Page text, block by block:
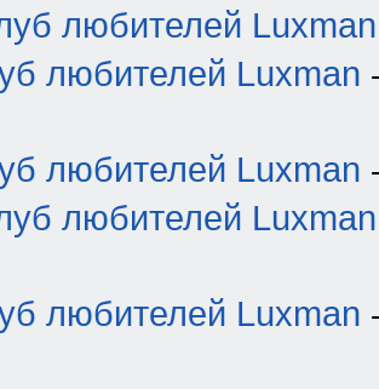
любителей Luxman
любителей Luxman
любителей Luxman
любителей Luxman
любителей Luxman